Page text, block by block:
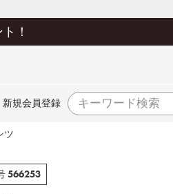
！
新規会員登録
ツ
566253